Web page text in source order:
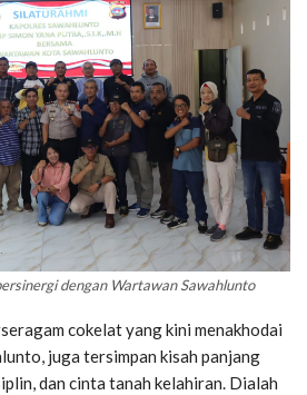
dengan Wartawan Sawahlunto
cokelat yang kini menakhodai
juga tersimpan kisah panjang
dan cinta tanah kelahiran. Dialah